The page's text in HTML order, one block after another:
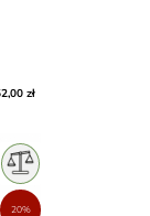
zł
20%